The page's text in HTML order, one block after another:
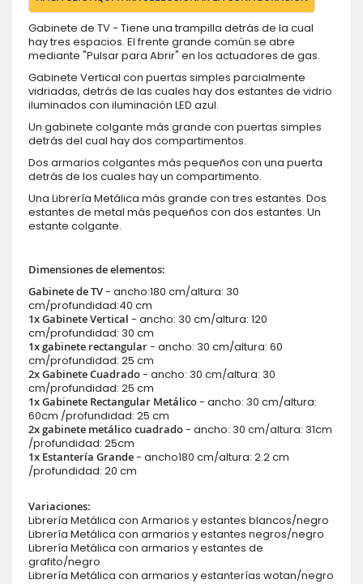
Gabinete de TV - Tiene una trampilla detrás de la cual
hay tres espacios. El frente grande común se abre
mediante "Pulsar para Abrir" en los actuadores de gas.
Gabinete Vertical con puertas simples parcialmente
vidriadas, detrás de las cuales hay dos estantes de vidrio
iluminados con iluminación LED azul.
Un gabinete colgante más grande con puertas simples
detrás del cual hay dos compartimentos.
Dos armarios colgantes más pequeños con una puerta
detrás de los cuales hay un compartimento.
Una Librería Metálica más grande con tres estantes. Dos
estantes de metal más pequeños con dos estantes. Un
estante colgante.
Dimensiones de elementos:
Gabinete de TV- ancho:180 cm/altura: 30
cm/profundidad:40 cm
1x Gabinete Vertical - ancho: 30 cm/altura: 120
cm/profundidad: 30 cm
1x gabinete rectangular- ancho: 30 cm/altura: 60
cm/profundidad: 25 cm
2x Gabinete Cuadrado- ancho: 30 cm/altura: 30
cm/profundidad: 25 cm
1x Gabinete Rectangular Metálico- ancho: 30 cm/altura:
60cm /profundidad: 25 cm
2x gabinete metálico cuadrado- ancho: 30 cm/altura: 31cm
/profundidad: 25cm
1x Estantería Grande- ancho180 cm/altura: 2.2 cm
/profundidad: 20 cm
Variaciones:
Librería Metálica con Armarios y estantes blancos/negro
Librería Metálica con armarios y estantes negros/negro
Librería Metálica con armarios y estantes de
grafito/negro
Librería Metálica con armarios y estanterías wotan/negro